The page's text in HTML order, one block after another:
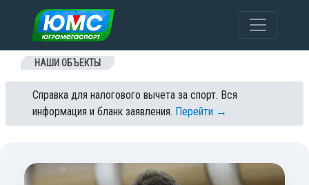
Перейти к содержанию
НАШИ ОБЪЕКТЫ
Справка для налогового вычета за спорт. Вся
информация и бланк заявления. Перейти →